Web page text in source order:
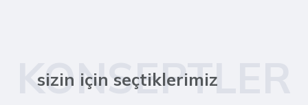
KONSEPTLER
sizin için seçtiklerimiz